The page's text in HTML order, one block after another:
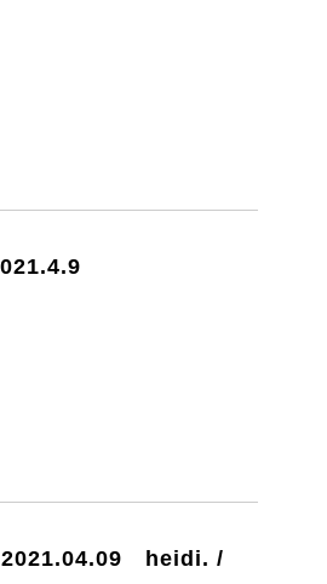
heidi. /